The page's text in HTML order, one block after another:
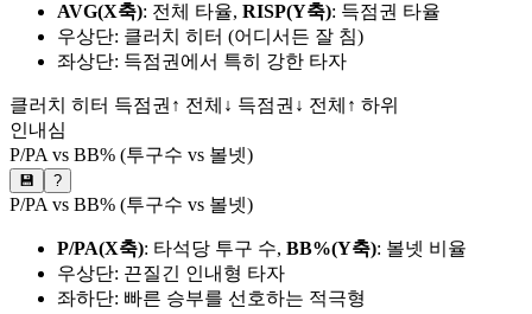
AVG(X축): 전체 타율, RISP(Y축): 득점권 타율
우상단: 클러치 히터 (어디서든 잘 침)
좌상단: 득점권에서 특히 강한 타자
클러치 히터 득점권↑ 전체↓ 득점권↓ 전체↑ 하위
인내심
P/PA vs BB% (투구수 vs 볼넷)
💾 ?
P/PA vs BB% (투구수 vs 볼넷)
P/PA(X축): 타석당 투구 수, BB%(Y축): 볼넷 비율
우상단: 끈질긴 인내형 타자
좌하단: 빠른 승부를 선호하는 적극형